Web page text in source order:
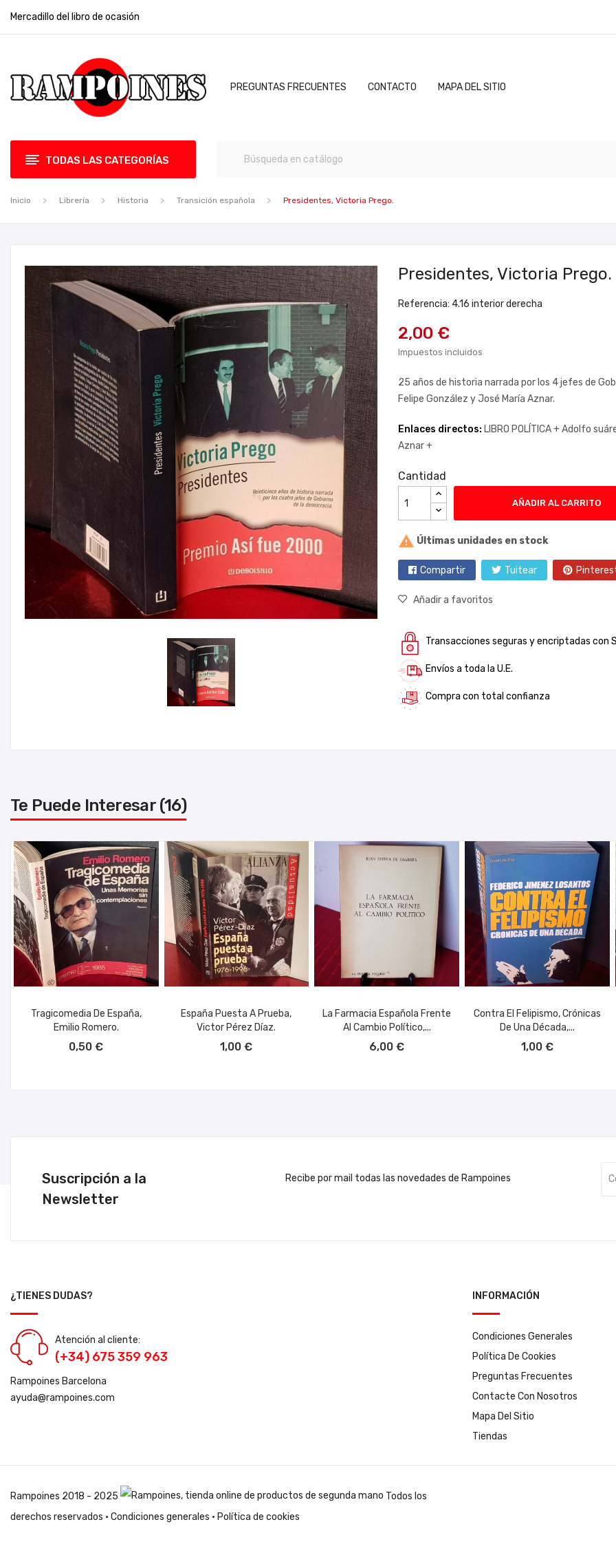
Mercadillo del libro de ocasión
PREGUNTAS FRECUENTES CONTACTO MAPA DEL SITIO
TODAS LAS CATEGORÍAS
Inicio Librería Historia Transición española Presidentes, Victoria Prego.
Presidentes, Victoria Prego.
Referencia: 4.16 interior derecha
2,00 €
Impuestos incluidos
25 años de historia narrada por los 4 jefes de
Felipe González y José María Aznar.
Enlaces directos: LIBRO POLÍTICA +Adolfo
Aznar +
Cantidad
AÑADIR AL CARRITO
 Últimas unidades en stock
Compartir Tuitear
Añadir a favoritos
Transacciones seguras y encriptadas con
Envíos a toda la U.E.
Compra con total confianza
Te Puede Interesar (16)
Tragicomedia De España,
Emilio Romero.
0,50 €
España Puesta A Prueba,
Victor Pérez Díaz.
1,00 €
La Farmacia Española Frente
Al Cambio Político,...
6,00 €
Contra El Felipismo, Crónicas
De Una Década,...
1,00 €
Suscripción a la
Newsletter
Recibe por mail todas las novedades de Rampoines
¿TIENES DUDAS?
Atención al cliente:
(+34) 675 359 963
Rampoines Barcelona
ayuda@rampoines.com
INFORMACIÓN
Condiciones Generales
Política De Cookies
Preguntas Frecuentes
Contacte Con Nosotros
Mapa Del Sitio
Tiendas
Rampoines 2018 - 2025
Todos los
derechos reservados · Condiciones generales · Política de cookies